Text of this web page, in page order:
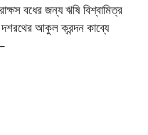
বধের জন্য ঋষি বিশ্বামিত্র
দশরথের আকুল ক্রন্দন কাব্যে